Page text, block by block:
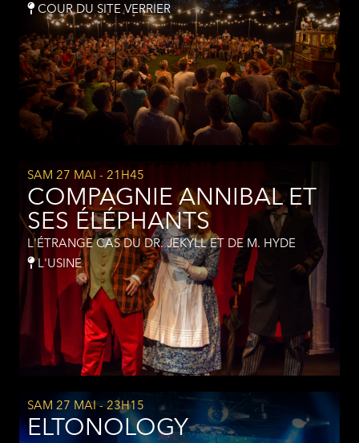
COUR DU SITE VERRIER
SAM 27 MAI - 21H45
COMPAGNIE ANNIBAL ET
SES ÉLÉPHANTS
L'ÉTRANGE CAS DU DR. JEKYLL ET DE M. HYDE
L'USINE
SAM 27 MAI- 23H15
ELTONOLOGY